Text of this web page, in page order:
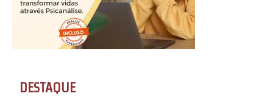
DESTAQUE